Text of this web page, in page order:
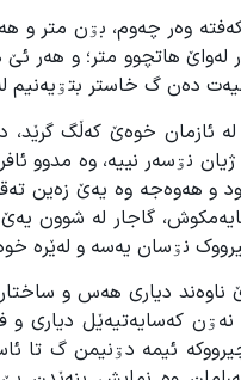
وەر چەوم، بۊن متر و
هاتچوو متر؛ و هەر ئێ
دەن گ خاستر بتۊیەنیم
ئازمان خوەێ کەڵگ گرێد،
نۊسەر نییە، وە مدوو
و هەوەجە وە یەێ
گاجار لە شوون
نۊسان یەسە و لەێرە
دیاری هەس و
کەسایەتیەێل دیاری و
ئیمە دۊنیمن گ تا